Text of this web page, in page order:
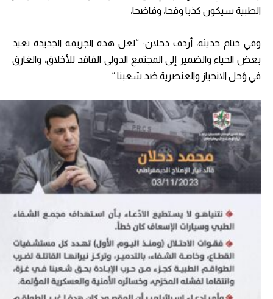
الطبية سيكون كذبا وقحا، وفاضحا،
وفي ختام حديثه، أردف دحلان: “لعل هذه الجريمة الجديدة تعيد
بعض الحياء والضمير إلى المجتمع الدولي الفاقد للأخلاق، والغارق
في وَحل الانحياز والعنصرية ضد شعبنا.”